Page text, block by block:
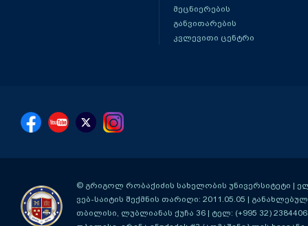
მეცნიერების
განვითარების
კვლევითი ცენტრი
© გრიგოლ რობაქიძის სახელობის უნივერსიტეტი |
ვებ-საიტის შექმნის თარიღი: 2011.05.05 |
თბილისი, ლუბლიანას ქუჩა 36 | ტელ: (+995 32)